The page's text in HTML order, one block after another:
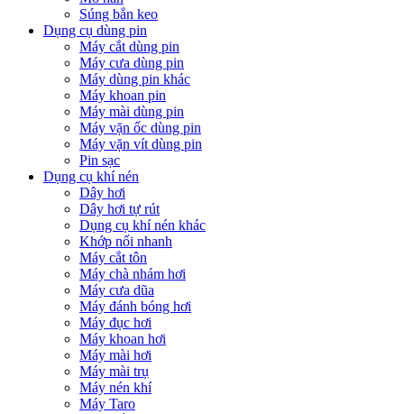
Súng bắn keo
Dụng cụ dùng pin
Máy cắt dùng pin
Máy cưa dùng pin
Máy dùng pin khác
Máy khoan pin
Máy mài dùng pin
Máy vặn ốc dùng pin
Máy vặn vít dùng pin
Pin sạc
Dụng cụ khí nén
Dây hơi
Dây hơi tự rút
Dụng cụ khí nén khác
Khớp nối nhanh
Máy cắt tôn
Máy chà nhám hơi
Máy cưa dũa
Máy đánh bóng hơi
Máy đục hơi
Máy khoan hơi
Máy mài hơi
Máy mài trụ
Máy nén khí
Máy Taro